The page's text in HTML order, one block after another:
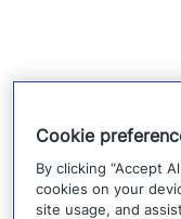
Analyser
ytelsen
Cookie
By clicking “Accept
cookies on your
site usage, and